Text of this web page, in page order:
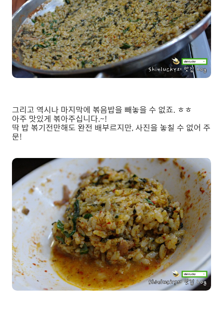
그리고 역시나 마지막에 볶음밥을 빼놓을 수 없죠. ㅎㅎ
아주 맛있게 볶아주십니다.~!
딱 밥 볶기전만해도 완전 배부르지만, 사진을 놓칠 수 없어 주
문!